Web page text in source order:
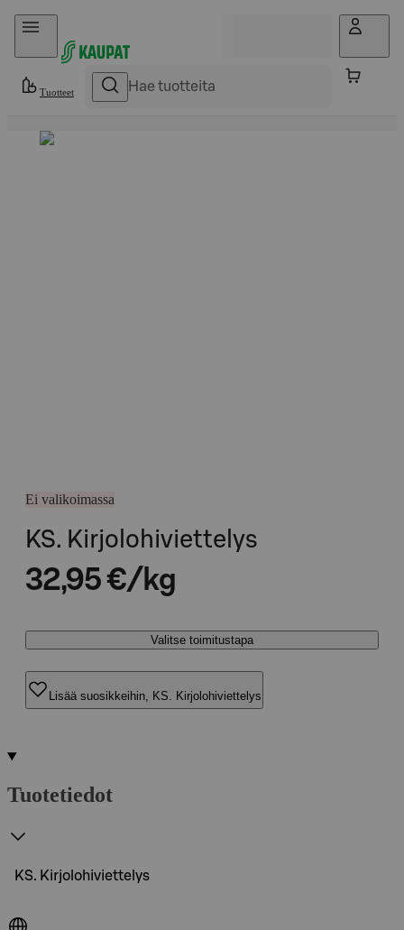
Hyppää sisältöön
Tuotteet
Ei valikoimassa
KS. Kirjolohiviettelys
32,95 €/kg
Valitse toimitustapa
Lisää suosikkeihin, KS. Kirjolohiviettelys
Tuotetiedot
KS. Kirjolohiviettelys